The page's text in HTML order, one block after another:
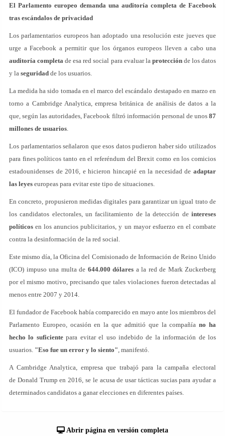
El Parlamento europeo demanda una auditoría completa de Facebook
tras escándalos de privacidad
Los parlamentarios europeos han adoptado una resolución este jueves que
urge a Facebook a permitir que los órganos europeos lleven a cabo una
auditoría completa de esa red social para evaluar la protecciónde los datos
y la seguridad de los usuarios.
La medida ha sido tomada en el marco del escándalo destapado en marzo en
torno a Cambridge Analytica, empresa británica de análisis de datos a la
que, según las autoridades, Facebook filtró información personal de unos 87
millones de usuarios.
Los parlamentarios señalaron que esos datos pudieron haber sido utilizados
para fines políticos tanto en el referéndum del Brexit como en los comicios
estadounidenses de 2016, e hicieron hincapié en la necesidad de adaptar
las leyes europeas para evitar este tipo de situaciones.
En concreto, propusieron medidas digitales para garantizar un igual trato de
los candidatos electorales, un facilitamiento de la detección de intereses
políticos en los anuncios publicitarios, y un mayor esfuerzo en el combate
contra la desinformación de la red social.
Este mismo día, la Oficina del Comisionado de Información de Reino Unido
(ICO) impuso una multa de 644.000 dólares a la red de Mark Zuckerberg
por el mismo motivo, precisando que tales violaciones fueron detectadas al
menos entre 2007 y 2014.
El fundador de Facebook había comparecido en mayo ante los miembros del
Parlamento Europeo, ocasión en la que admitió que la compañíano ha
hecho lo suficientepara evitar el uso indebido de la información de los
usuarios. "Eso fue un error y lo siento", manifestó.
A Cambridge Analytica, empresa que trabajó para la campaña electoral
de Donald Trump en 2016, se le acusa de usar tácticas sucias para ayudar a
determinados candidatos a ganar elecciones en diferentes países.
Abrir página en versión completa